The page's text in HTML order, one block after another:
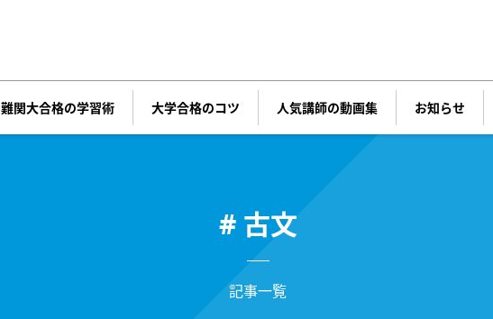
難関大合格の学習術 大学合格のコツ 人気講師の動画集 お知らせ
# 古文
記事一覧